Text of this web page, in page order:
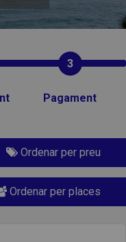
3
Pagament
Ordenar per preu
Ordenar per places